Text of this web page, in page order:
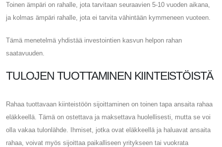
Toinen ämpäri on rahalle, jota tarvitaan seuraavien 5-10 vuoden aikana,
ja kolmas ämpäri rahalle, jota ei tarvita vähintään kymmeneen vuoteen.
Tämä menetelmä yhdistää investointien kasvun helpon rahan
saatavuuden.
TULOJEN TUOTTAMINEN KIINTEISTÖISTÄ
Rahaa tuottavaan kiinteistöön sijoittaminen on toinen tapa ansaita rahaa
eläkkeellä. Tämä on ostettava ja maksettava huolellisesti, mutta se voi
olla vakaa tulonlähde. Ihmiset, jotka ovat eläkkeellä ja haluavat ansaita
rahaa, voivat myös sijoittaa paikalliseen yritykseen tai vuokrata